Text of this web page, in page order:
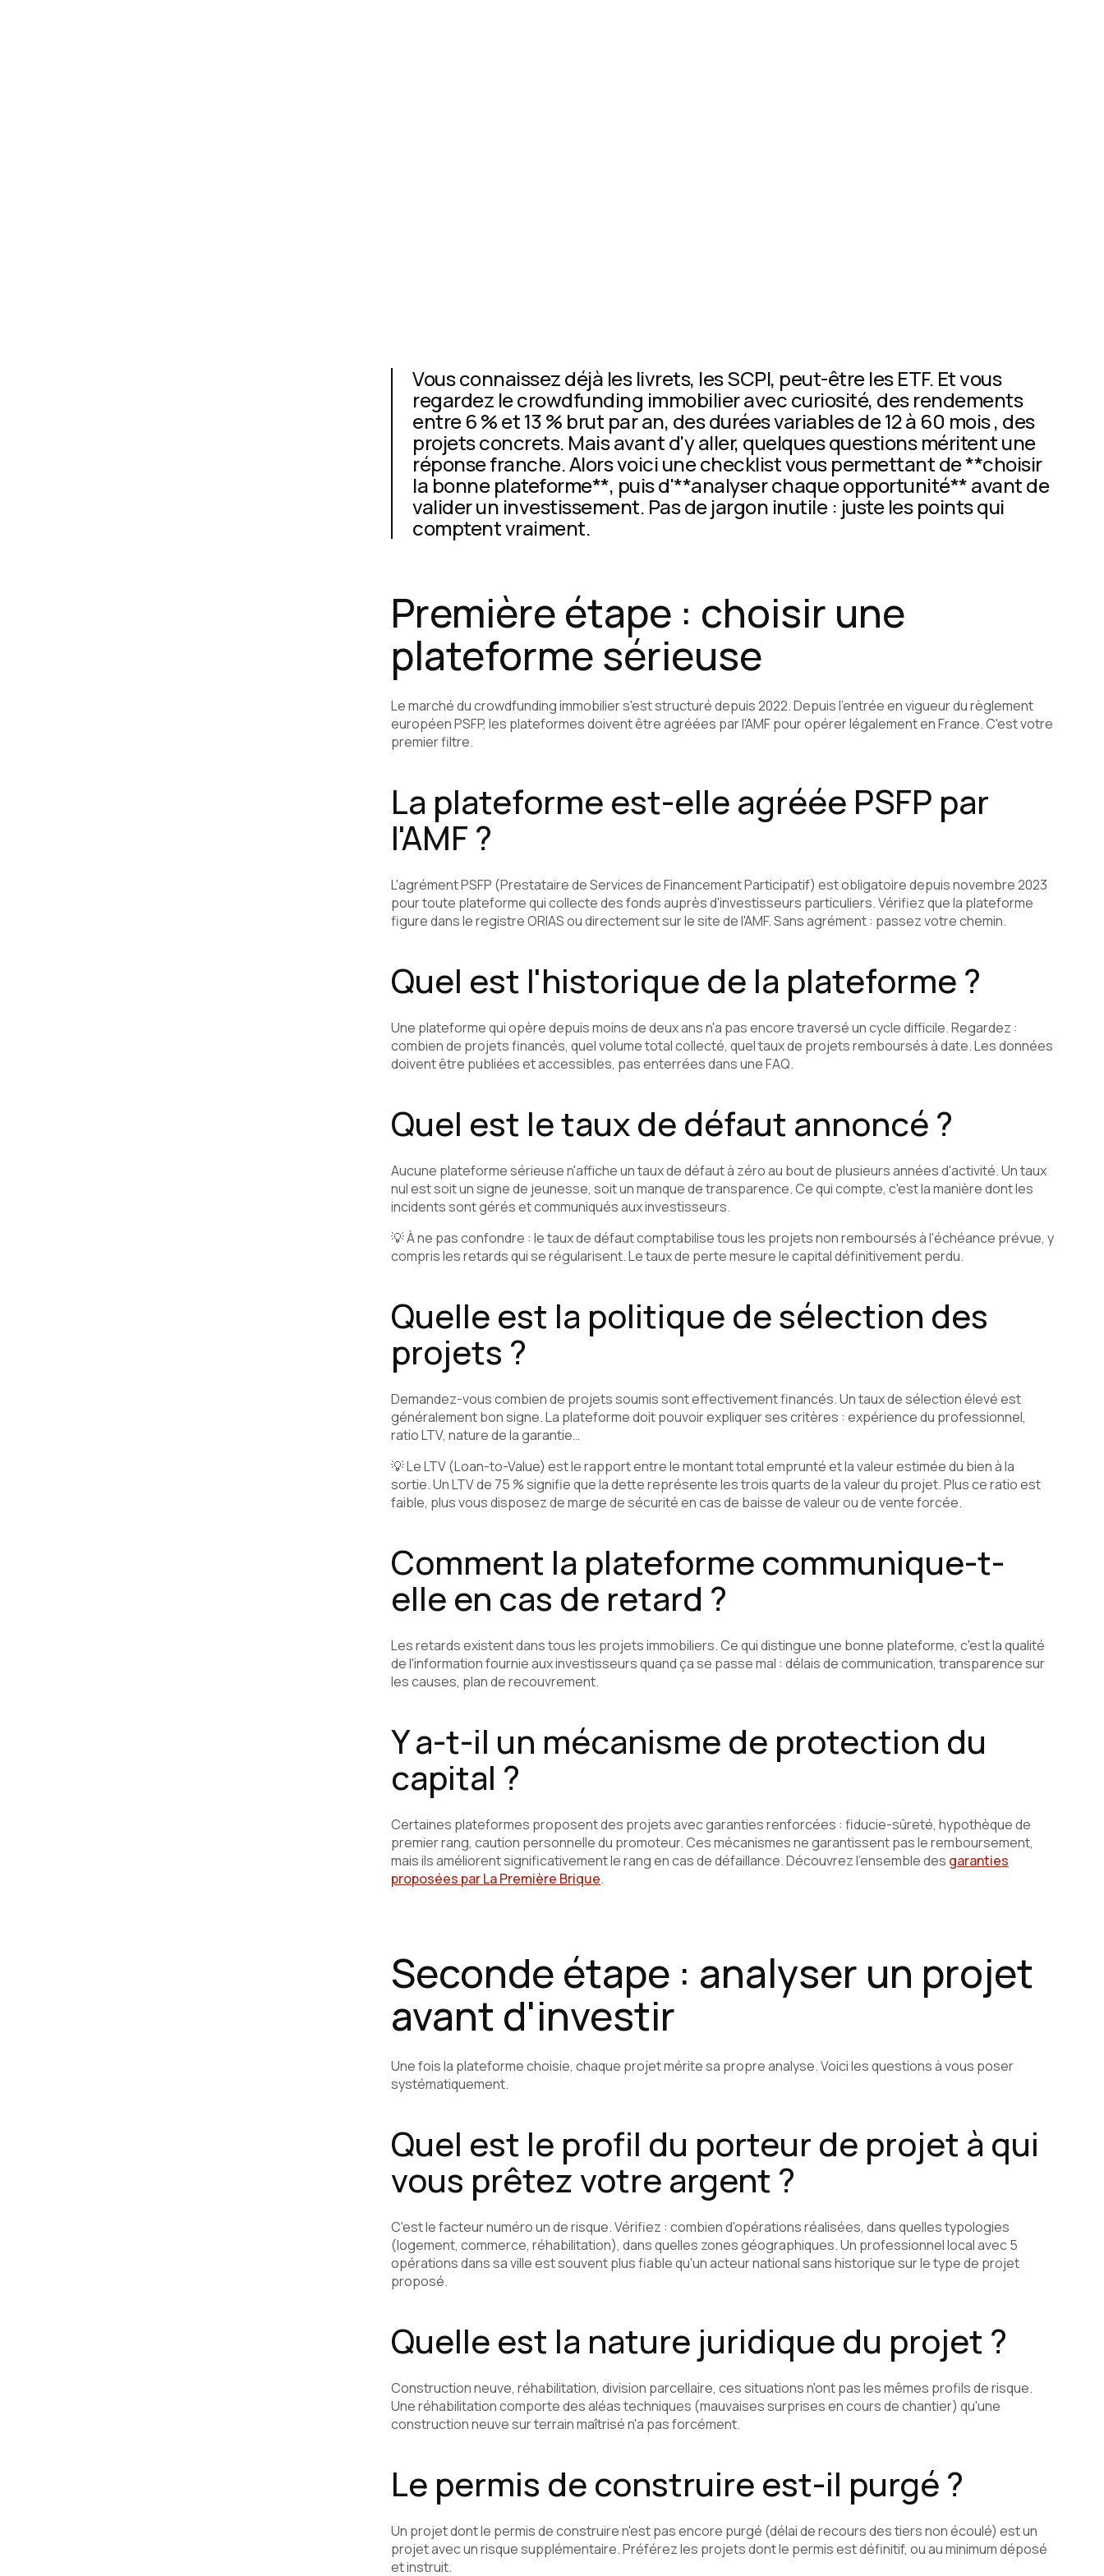
Vous connaissez déjà les livrets, les SCPI, peut-être les ETF. Et vous
regardez le crowdfunding immobilier avec curiosité, des rendements
entre 6 % et 13 % brut par an, des durées variables de 12 à 60 mois , des
projets concrets. Mais avant d'y aller, quelques questions méritent une
réponse franche. Alors voici une checklist vous permettant de **choisir
la bonne plateforme**, puis d'**analyser chaque opportunité** avant de
valider un investissement. Pas de jargon inutile : juste les points qui
comptent vraiment.
Première étape : choisir une
plateforme sérieuse
Le marché du crowdfunding immobilier s'est structuré depuis 2022. Depuis l'entrée en vigueur du règlement
européen PSFP, les plateformes doivent être agréées par l'AMF pour opérer légalement en France. C'est votre
premier filtre.
La plateforme est-elle agréée PSFP par
l'AMF ?
L'agrément PSFP (Prestataire de Services de Financement Participatif) est obligatoire depuis novembre 2023
pour toute plateforme qui collecte des fonds auprès d'investisseurs particuliers. Vérifiez que la plateforme
figure dans le registre ORIAS ou directement sur le site de l'AMF. Sans agrément : passez votre chemin.
Quel est l'historique de la plateforme ?
Une plateforme qui opère depuis moins de deux ans n'a pas encore traversé un cycle difficile. Regardez :
combien de projets financés, quel volume total collecté, quel taux de projets remboursés à date. Les données
doivent être publiées et accessibles, pas enterrées dans une FAQ.
Quel est le taux de défaut annoncé ?
Aucune plateforme sérieuse n'affiche un taux de défaut à zéro au bout de plusieurs années d'activité. Un taux
nul est soit un signe de jeunesse, soit un manque de transparence. Ce qui compte, c'est la manière dont les
incidents sont gérés et communiqués aux investisseurs.
💡 À ne pas confondre : le taux de défaut comptabilise tous les projets non remboursés à l'échéance prévue, y
compris les retards qui se régularisent. Le taux de perte mesure le capital définitivement perdu.
Quelle est la politique de sélection des
projets ?
Demandez-vous combien de projets soumis sont effectivement financés. Un taux de sélection élevé est
généralement bon signe. La plateforme doit pouvoir expliquer ses critères : expérience du professionnel,
ratio LTV, nature de la garantie…
💡 Le LTV (Loan-to-Value) est le rapport entre le montant total emprunté et la valeur estimée du bien à la
sortie. Un LTV de 75 % signifie que la dette représente les trois quarts de la valeur du projet. Plus ce ratio est
faible, plus vous disposez de marge de sécurité en cas de baisse de valeur ou de vente forcée.
Comment la plateforme communique-t-
elle en cas de retard ?
Les retards existent dans tous les projets immobiliers. Ce qui distingue une bonne plateforme, c'est la qualité
de l'information fournie aux investisseurs quand ça se passe mal : délais de communication, transparence sur
les causes, plan de recouvrement.
Y a-t-il un mécanisme de protection du
capital ?
Certaines plateformes proposent des projets avec garanties renforcées : fiducie-sûreté, hypothèque de
premier rang, caution personnelle du promoteur. Ces mécanismes ne garantissent pas le remboursement,
mais ils améliorent significativement le rang en cas de défaillance. Découvrez l’ensemble des garanties
proposées par La Première Brique.
Seconde étape : analyser un projet
avant d'investir
Une fois la plateforme choisie, chaque projet mérite sa propre analyse. Voici les questions à vous poser
systématiquement.
Quel est le profil du porteur de projet à qui
vous prêtez votre argent ?
C'est le facteur numéro un de risque. Vérifiez : combien d'opérations réalisées, dans quelles typologies
(logement, commerce, réhabilitation), dans quelles zones géographiques. Un professionnel local avec 5
opérations dans sa ville est souvent plus fiable qu'un acteur national sans historique sur le type de projet
proposé.
Quelle est la nature juridique du projet ?
Construction neuve, réhabilitation, division parcellaire, ces situations n'ont pas les mêmes profils de risque.
Une réhabilitation comporte des aléas techniques (mauvaises surprises en cours de chantier) qu'une
construction neuve sur terrain maîtrisé n'a pas forcément.
Le permis de construire est-il purgé ?
Un projet dont le permis de construire n'est pas encore purgé (délai de recours des tiers non écoulé) est un
projet avec un risque supplémentaire. Préférez les projets dont le permis est définitif, ou au minimum déposé
et instruit.